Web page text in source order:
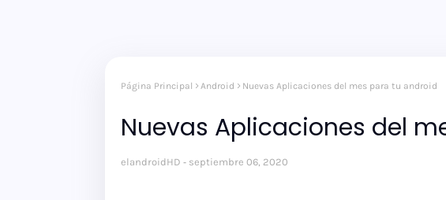
Página Principal Android Nuevas Aplicaciones del mes para tu android
Nuevas Aplicaciones del
elandroidHD septiembre 06, 2020